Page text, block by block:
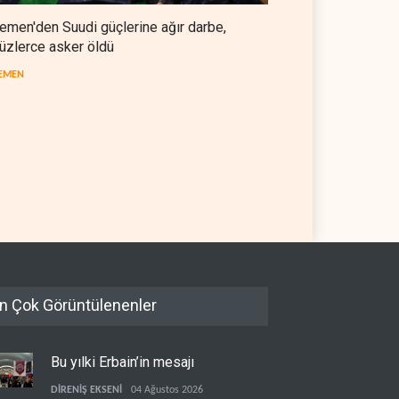
Suudi güçlerine ağır darbe,
asker öldü
Çok Görüntülenenler
Bu yılki Erbain’in mesajı
DİRENİŞ EKSENİ 04 Ağustos 2026